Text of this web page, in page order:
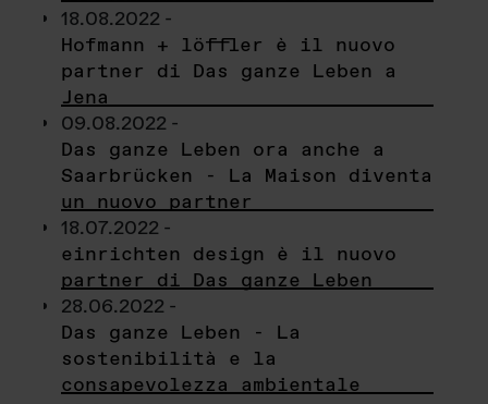
18.08.2022 -
Hofmann + löffler è il nuovo
partner di Das ganze Leben a
Jena
09.08.2022 -
Das ganze Leben ora anche a
Saarbrücken - La Maison diventa
un nuovo partner
18.07.2022 -
einrichten design è il nuovo
partner di Das ganze Leben
28.06.2022 -
Das ganze Leben - La
sostenibilità e la
consapevolezza ambientale